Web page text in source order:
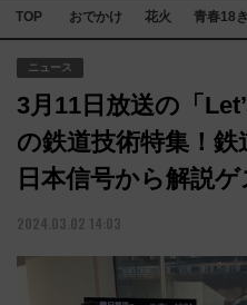
TOP おでかけ 花火 青春18
ニュース
3月11日放送の「
の鉄道技術特集！鉄
日本信号から解説
2024.03.02 14:03